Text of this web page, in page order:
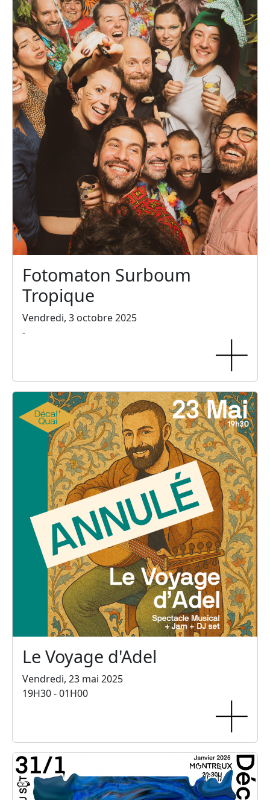
Fotomaton Surboum
Tropique
Vendredi, 3 octobre 2025
-
Le Voyage d'Adel
Vendredi, 23 mai 2025
19H30 - 01H00